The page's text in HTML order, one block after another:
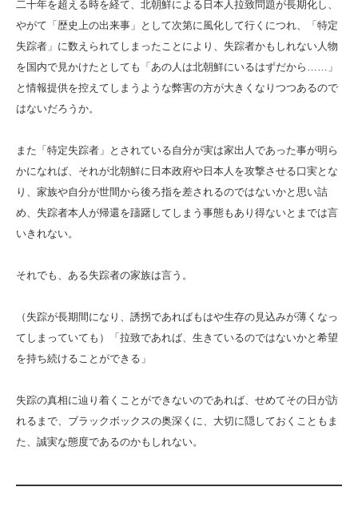
二十年を超える時を経て、北朝鮮による日本人拉致問題が長期化し、
やがて「歴史上の出来事」として次第に風化して行くにつれ、「特定
失踪者」に数えられてしまったことにより、失踪者かもしれない人物
を国内で見かけたとしても「あの人は北朝鮮にいるはずだから……」
と情報提供を控えてしまうような弊害の方が大きくなりつつあるので
はないだろうか。
また「特定失踪者」とされている自分が実は家出人であった事が明ら
かになれば、それが北朝鮮に日本政府や日本人を攻撃させる口実とな
り、家族や自分が世間から後ろ指を差されるのではないかと思い詰
め、失踪者本人が帰還を躊躇してしまう事態もあり得ないとまでは言
いきれない。
それでも、ある失踪者の家族は言う。
（失踪が長期間になり、誘拐であればもはや生存の見込みが薄くなっ
てしまっていても）「拉致であれば、生きているのではないかと希望
を持ち続けることができる」
失踪の真相に辿り着くことができないのであれば、せめてその日が訪
れるまで、ブラックボックスの奥深くに、大切に隠しておくこともま
た、誠実な態度であるのかもしれない。